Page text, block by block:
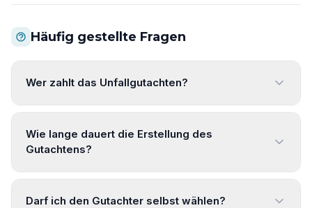
Häufig gestellte Fragen
Wer zahlt das Unfallgutachten?
Wie lange dauert die Erstellung des
Gutachtens?
Darf ich den Gutachter selbst wählen?